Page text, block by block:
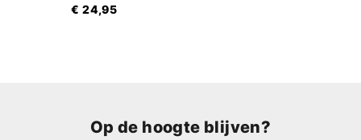
€ 24,95
Op de hoogte blijven?